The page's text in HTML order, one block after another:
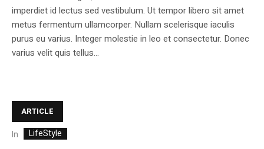
imperdiet id lectus sed vestibulum. Ut tempor libero sit amet
metus fermentum ullamcorper. Nullam scelerisque iaculis
purus eu varius. Integer molestie in leo et consectetur. Donec
varius velit quis tellus...
ARTICLE
In LifeStyle